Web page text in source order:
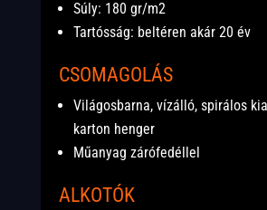
Súly: 180 gr/m2
Tartósság: beltéren akár 20 év
CSOMAGOLÁS
Világosbarna, vízálló, spirálos
karton henger
Műanyag zárófedéllel
ALKOTÓK